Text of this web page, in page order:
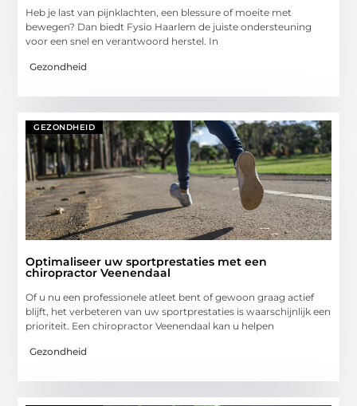
Heb je last van pijnklachten, een blessure of moeite met
bewegen? Dan biedt Fysio Haarlem de juiste ondersteuning
voor een snel en verantwoord herstel. In
Gezondheid
GEZONDHEID
Optimaliseer uw sportprestaties met een
chiropractor Veenendaal
Of u nu een professionele atleet bent of gewoon graag actief
blijft, het verbeteren van uw sportprestaties is waarschijnlijk een
prioriteit. Een chiropractor Veenendaal kan u helpen
Gezondheid